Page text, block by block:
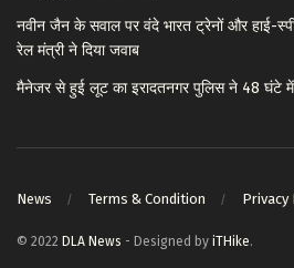
नवीन जैन के सवाल पर वंदे भारत ट्रेनों और हाई-
रेल मंत्री ने दिया जवाब
मैनेजर से हुई लूट का इरादतनगर पुलिस ने 48 घंटे में
News Terms & Condition Privacy
© 2022 DLA News - Designed by iTHike.